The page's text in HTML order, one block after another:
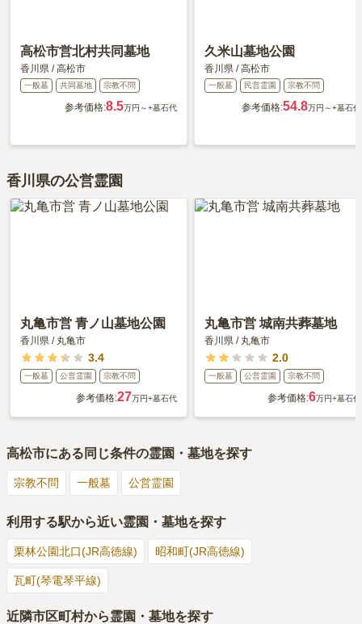
高松市営北村共同墓地
香川県 /高松市
一般墓 共同墓地 宗教不問
参考価格:8.5万円～+墓石代
久米山墓地公園
香川県 /高松市
一般墓 民営霊園 宗教不問
参考価格:54.8万円～+墓石代
香川県の公営霊園
丸亀市営 青ノ山墓地公園
香川県 / 丸亀市
3.4
一般墓 公営霊園 宗教不問
参考価格:27万円+墓石代
丸亀市営 城南共葬墓地
香川県 / 丸亀市
2.0
一般墓 公営霊園 宗教不問
参考価格:6万円+墓石代
高松市にある同じ条件の霊園・墓地を探す
宗教不問 一般墓 公営霊園
利用する駅から近い霊園・墓地を探す
栗林公園北口(JR高徳線) 昭和町(JR高徳線)
瓦町(琴電琴平線)
近隣市区町村から霊園・墓地を探す